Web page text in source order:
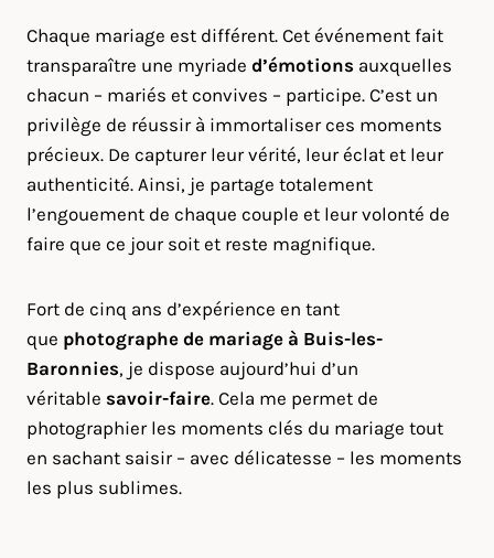
Chaque mariage est différent. Cet événement fait
transparaître une myriade d’émotions auxquelles
chacun – mariés et convives – participe. C’est un
privilège de réussir à immortaliser ces moments
précieux. De capturer leur vérité, leur éclat et leur
authenticité. Ainsi, je partage totalement
l’engouement de chaque couple et leur volonté de
faire que ce jour soit et reste magnifique.
Fort de cinq ans d’expérience en tant
que photographe de mariage à Buis-les-
Baronnies, je dispose aujourd’hui d’un
véritable savoir-faire. Cela me permet de
photographier les moments clés du mariage tout
en sachant saisir – avec délicatesse – les moments
les plus sublimes.